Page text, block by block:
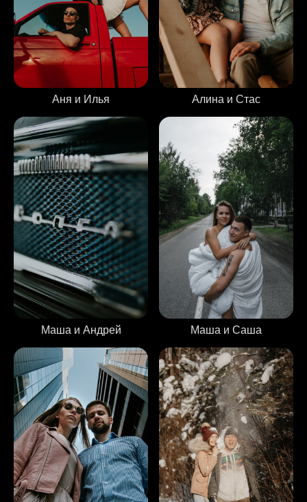
Аня и Илья Алина и Стас
Маша и Андрей Маша и Саша